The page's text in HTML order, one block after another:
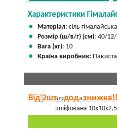
Характеристики
Матеріал: сіль гімалайська
Розмір (ш/в/г) (см): 40/
Вага (кг): 10
Країна виробник:
Від 2шт - дод.